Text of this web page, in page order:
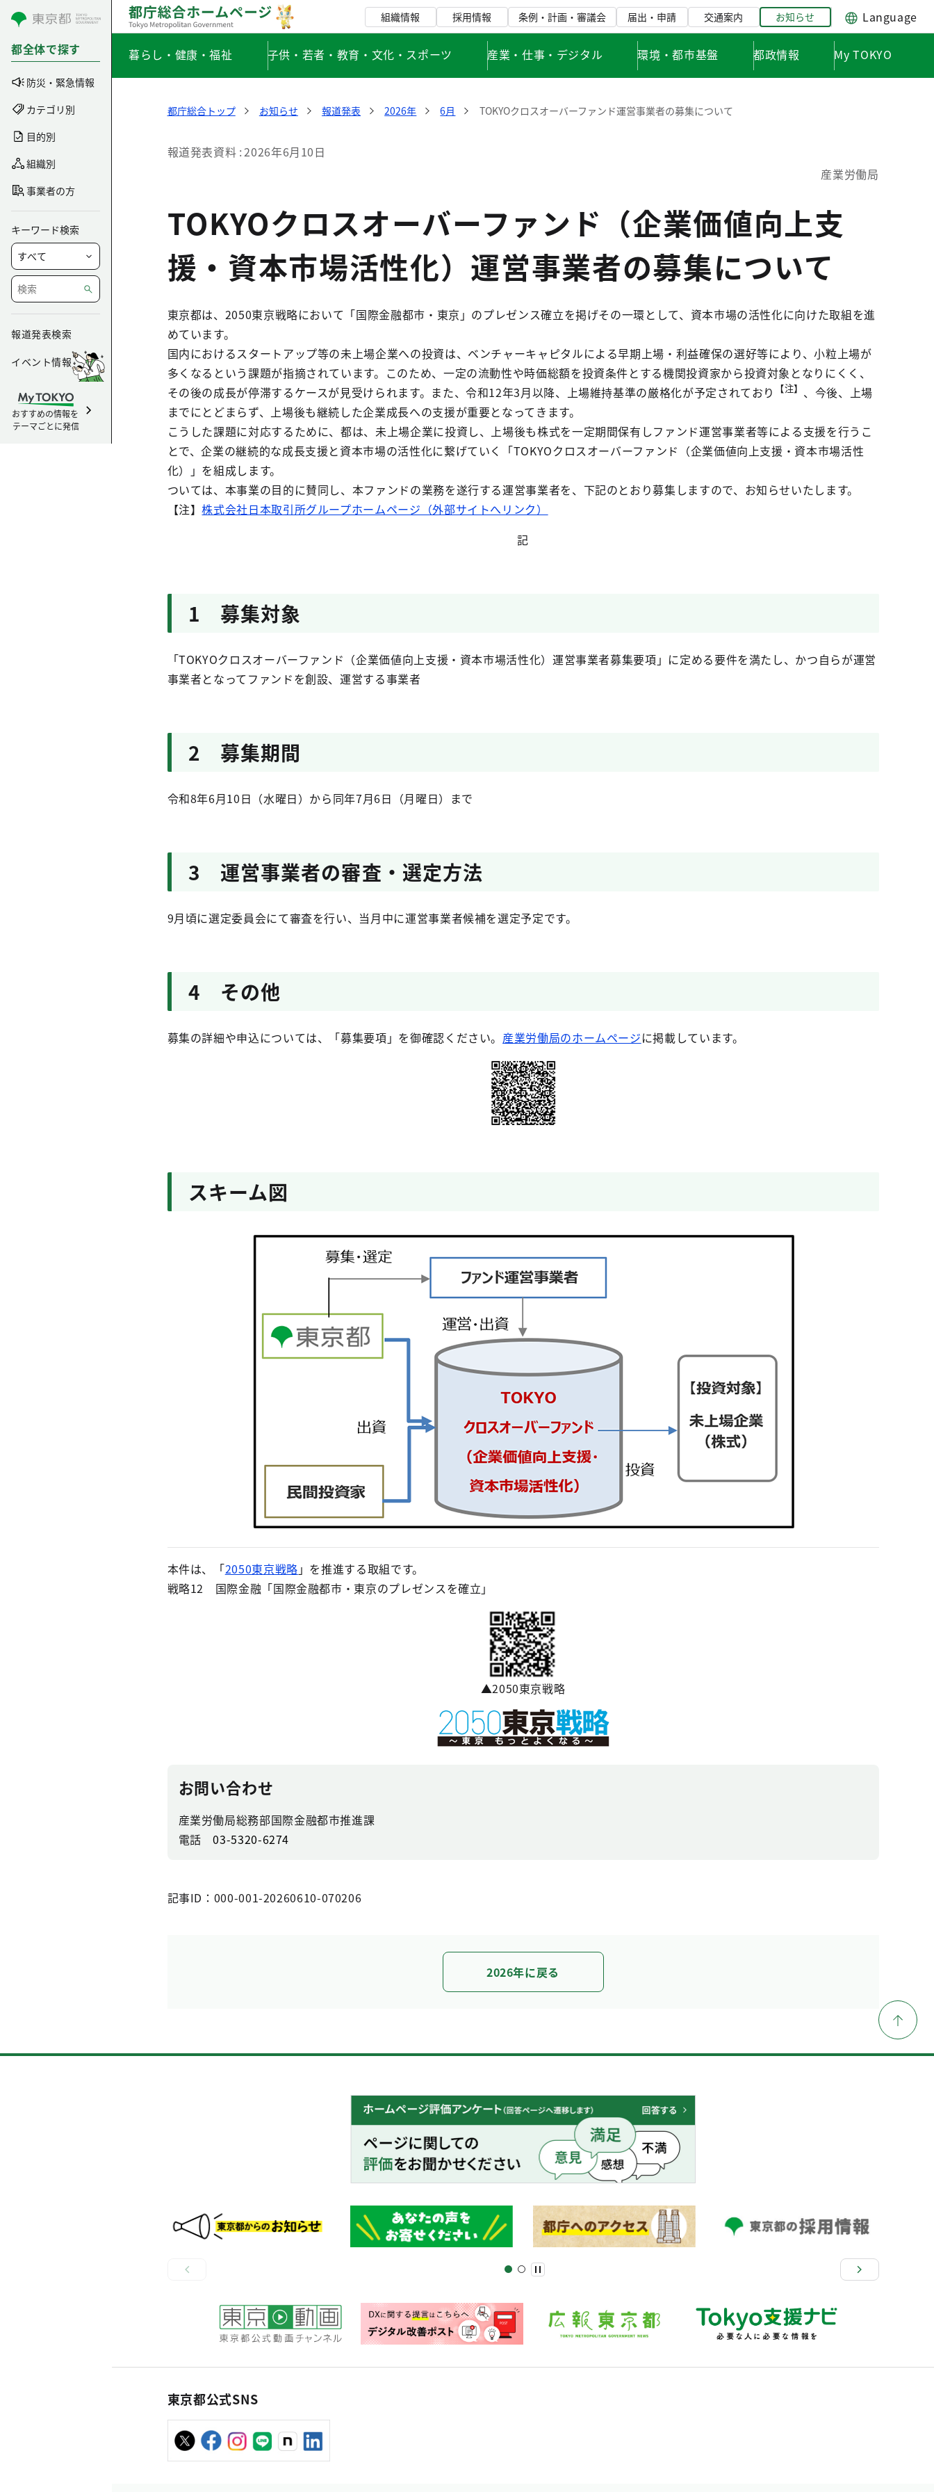
コンテンツにスキップ
都全体で探す
防災・緊急情報
カテゴリ別
目的別
組織別
事業者の方
キーワード検索
報道発表検索
イベント情報
おすすめの情報を
テーマごとに発信
組織情報 採用情報 条例・計画・審議会 届出・申請 交通案内 お知らせ Language
暮らし・健康・福祉 子供・若者・教育・文化・スポーツ 産業・仕事・デジタル 環境・都市基盤 都政情報 My TOKYO
都庁総合トップ お知らせ 報道発表 2026年 6月 TOKYOクロスオーバーファンド運営事業者の募集について
報道発表資料 2026年6月10日
産業労働局
TOKYOクロスオーバーファンド（企業価値向上支
援・資本市場活性化）運営事業者の募集について
東京都は、2050東京戦略において「国際金融都市・東京」のプレゼンス確立を掲げその一環として、資本市場の活性化に向けた取組を進
めています。
国内におけるスタートアップ等の未上場企業への投資は、ベンチャーキャピタルによる早期上場・利益確保の選好等により、小粒上場が
多くなるという課題が指摘されています。このため、一定の流動性や時価総額を投資条件とする機関投資家から投資対象となりにくく、
その後の成長が停滞するケースが見受けられます。また、令和12年3月以降、上場維持基準の厳格化が予定されており
【注】 、今後、上場
までにとどまらず、上場後も継続した企業成長への支援が重要となってきます。
こうした課題に対応するために、都は、未上場企業に投資し、上場後も株式を一定期間保有しファンド運営事業者等による支援を行うこ
とで、企業の継続的な成長支援と資本市場の活性化に繋げていく「TOKYOクロスオーバーファンド（企業価値向上支援・資本市場活性
化）」を組成します。
ついては、本事業の目的に賛同し、本ファンドの業務を遂行する運営事業者を、下記のとおり募集しますので、お知らせいたします。
【注】株式会社日本取引所グループホームページ（外部サイトへリンク）
記
1 募集対象
「TOKYOクロスオーバーファンド（企業価値向上支援・資本市場活性化）運営事業者募集要項」に定める要件を満たし、かつ自らが運営
事業者となってファンドを創設、運営する事業者
2 募集期間
令和8年6月10日（水曜日）から同年7月6日（月曜日）まで
3 運営事業者の審査・選定方法
9月頃に選定委員会にて審査を行い、当月中に運営事業者候補を選定予定です。
4 その他
募集の詳細や申込については、「募集要項」を御確認ください。 産業労働局のホームページに掲載しています。
スキーム図
本件は、「2050東京戦略 」を推進する取組です。
戦略12 国際金融「国際金融都市・東京のプレゼンスを確立」
▲2050東京戦略
お問い合わせ
産業労働局総務部国際金融都市推進課
電話03-5320-6274
記事ID：000-001-20260610-070206
2026年に戻る
東京都公式SNS